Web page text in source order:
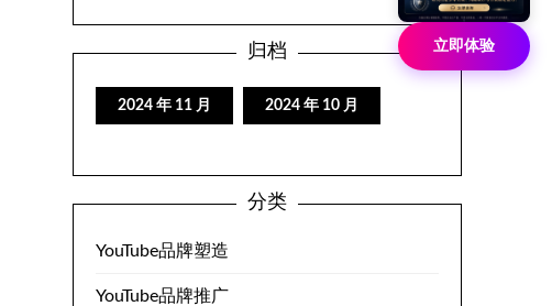
归档
2024 年 11 月 2024 年 10 月
分类
YouTube品牌塑造
YouTube品牌推广
立即体验